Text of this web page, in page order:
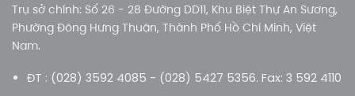
Trụ sở chính: Số 26 - 28 Đường DD11, Khu Biệt Thự An Sương,
Phường Đông Hưng Thuận, Thành Phố Hồ Chí Minh, Việt
Nam.
ĐT : (028) 3592 4085 - (028) 5427 5356. Fax: 3 592 4110